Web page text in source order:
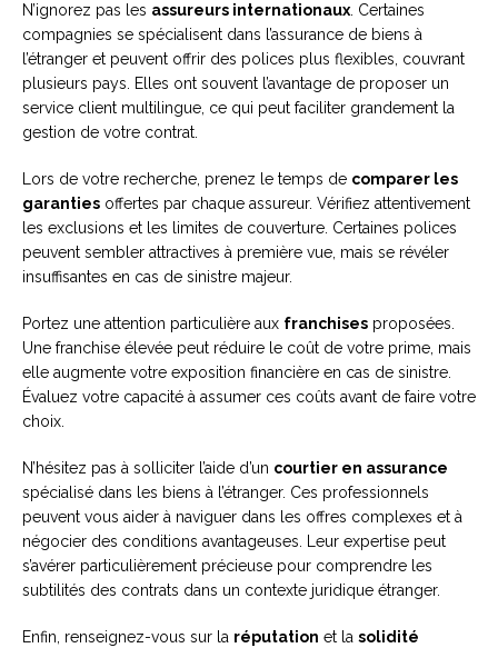
N’ignorez pas les assureurs internationaux. Certaines
compagnies se spécialisent dans l’assurance de biens à
l’étranger et peuvent offrir des polices plus flexibles, couvrant
plusieurs pays. Elles ont souvent l’avantage de proposer un
service client multilingue, ce qui peut faciliter grandement la
gestion de votre contrat.
Lors de votre recherche, prenez le temps de comparer les
garanties offertes par chaque assureur. Vérifiez attentivement
les exclusions et les limites de couverture. Certaines polices
peuvent sembler attractives à première vue, mais se révéler
insuffisantes en cas de sinistre majeur.
Portez une attention particulière aux franchises proposées.
Une franchise élevée peut réduire le coût de votre prime, mais
elle augmente votre exposition financière en cas de sinistre.
Évaluez votre capacité à assumer ces coûts avant de faire votre
choix.
N’hésitez pas à solliciter l’aide d’un courtier en assurance
spécialisé dans les biens à l’étranger. Ces professionnels
peuvent vous aider à naviguer dans les offres complexes et à
négocier des conditions avantageuses. Leur expertise peut
s’avérer particulièrement précieuse pour comprendre les
subtilités des contrats dans un contexte juridique étranger.
Enfin, renseignez-vous sur la réputation et la solidité